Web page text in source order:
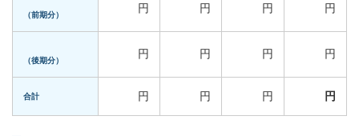
（前期分）
円 円 円 円
（後期分）
円 円 円 円
合計 円 円 円 円